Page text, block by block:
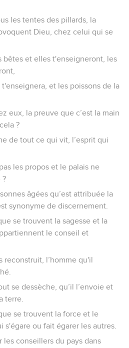
les tentes des pillards, la
Dieu, chez celui qui se
bêtes et elles t'enseigneront, les
et les poissons de la
eux, la preuve que c’est la main
?
de tout ce qui vit, l’esprit qui
les propos et le palais ne
?
âgées qu’est attribuée la
synonyme de discernement.
se trouvent la sagesse et la
le conseil et
reconstruit, l’homme qu'il
se dessèche, qu’il l’envoie et
terre.
se trouvent la force et le
s'égare ou fait égarer les autres.
les conseillers du pays dans